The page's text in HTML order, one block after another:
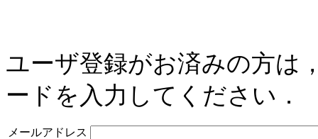
ユーザ登録がお済みの方は
ードを入力してください．
メールアドレス